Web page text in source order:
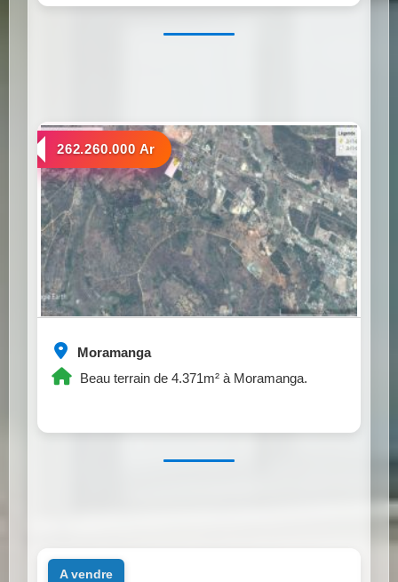
Moramanga
Beau terrain de 4.371m² à Moramanga.
a vendre
262.260.000 Ar
a vendre